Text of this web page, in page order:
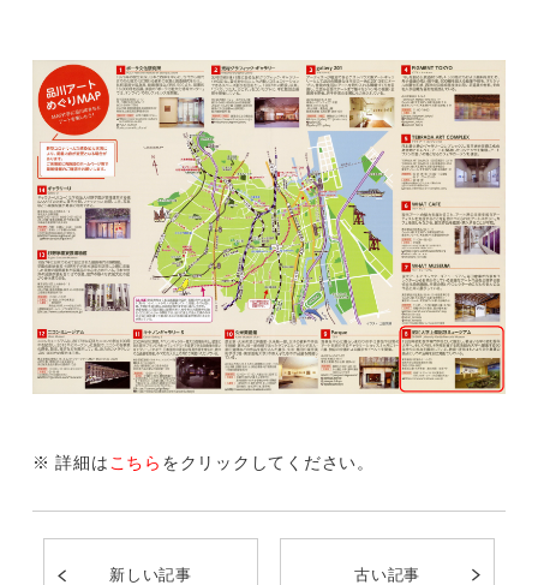
※ 詳細は こちら をクリックしてください。
新しい記事 古い記事